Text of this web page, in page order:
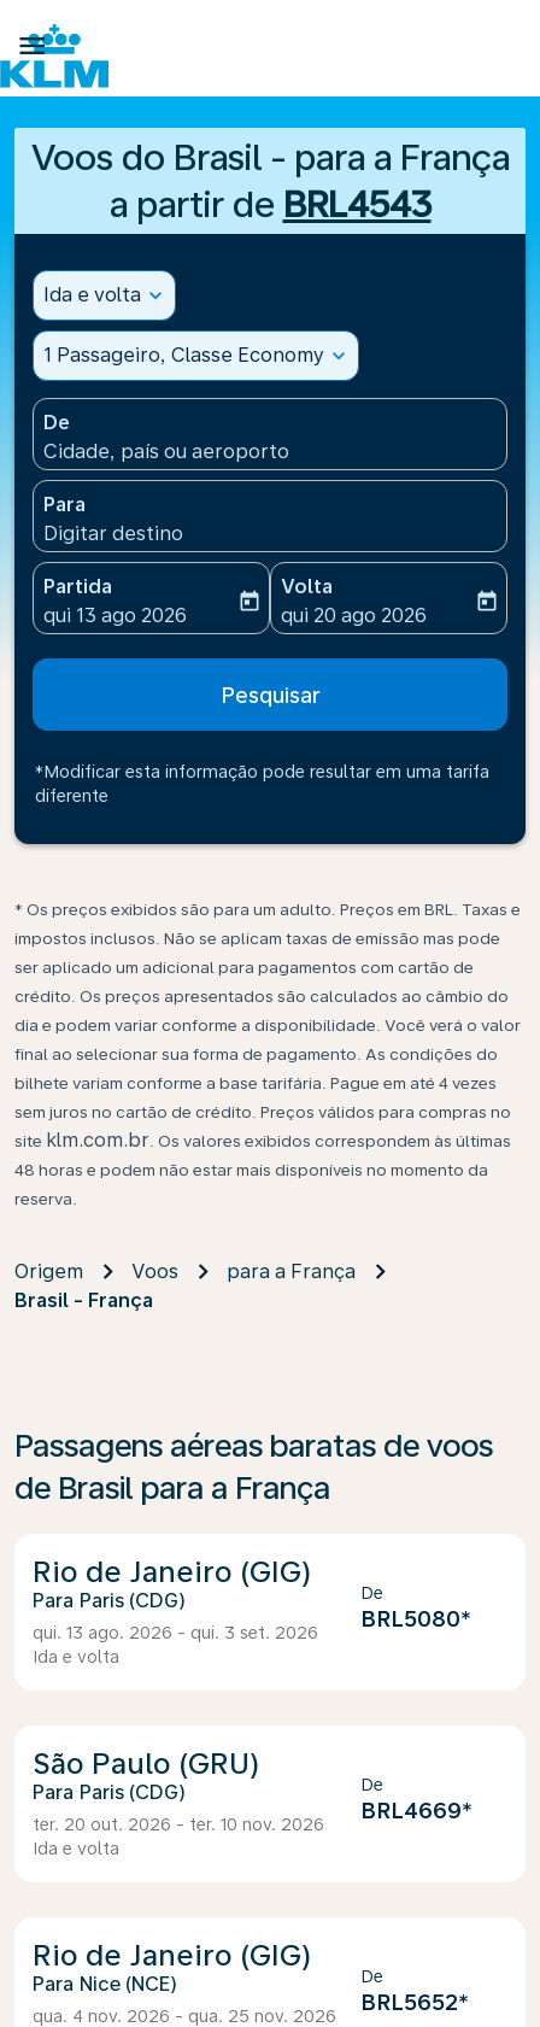

Voos do Brasil - para a França
a partir de BRL4543
Ida e volta expand_more
1 Passageiro, Classe Economy expand_more
De
Cidade, país ou aeroporto
Para
Digitar destino
Partida
fc-booking-departure-date-aria-label
qui 13 ago 2026
today
Volta
fc-booking-return-date-
qui 20 ago 2026
today
Pesquisar
*Modificar esta informação pode resultar em uma tarifa
diferente
* Os preços exibidos são para um adulto. Preços em BRL. Taxas e
impostos inclusos. Não se aplicam taxas de emissão mas pode
ser aplicado um adicional para pagamentos com cartão de
crédito. Os preços apresentados são calculados ao câmbio do
dia e podem variar conforme a disponibilidade. Você verá o valor
final ao selecionar sua forma de pagamento. As condições do
bilhete variam conforme a base tarifária. Pague em até 4 vezes
sem juros no cartão de crédito. Preços válidos para compras no
site klm.com.br . Os valores exibidos correspondem às últimas
48 horas e podem não estar mais disponíveis no momento da
reserva.
Origem Voos
para a França
Brasil - França
Passagens aéreas baratas de voos
de Brasil para a França
Rio de Janeiro (GIG)
Paris (CDG)
qui. 13 ago. 2026 - qui. 3 set. 2026
Ida e volta
De
BRL5080*
São Paulo (GRU)
Paris (CDG)
ter. 20 out. 2026 - ter. 10 nov. 2026
Ida e volta
De
BRL4669*
Rio de Janeiro (GIG)
Nice (NCE)
qua. 4 nov. 2026 - qua. 25 nov. 2026
De
BRL5652*